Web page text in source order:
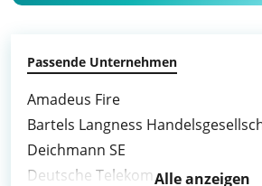
Passende Unternehmen
Amadeus Fire
Bartels Langness
Deichmann SE
Deutsche TelekomAlle anzeigen